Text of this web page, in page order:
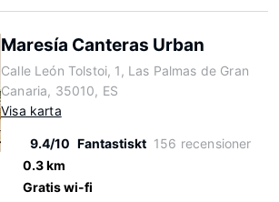
Maresía Canteras Urban
Calle León Tolstoi, 1, Las Palmas de Gran
Canaria, 35010, ES
Visa karta
9.4/10 Fantastiskt 156 recensioner
0.3 km
Gratis wi-fi